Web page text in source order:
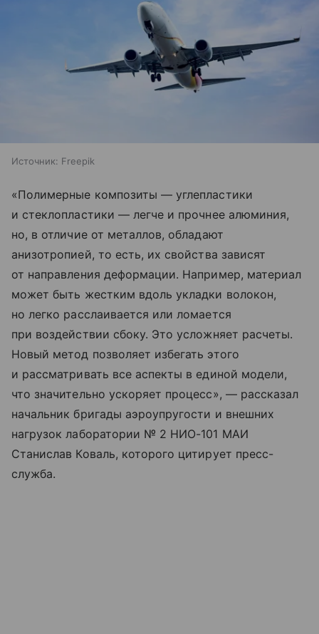
Источник: Freepik
«Полимерные композиты — углепластики
и стеклопластики — легче и прочнее алюминия,
но, в отличие от металлов, обладают
анизотропией, то есть, их свойства зависят
от направления деформации. Например, материал
может быть жестким вдоль укладки волокон,
но легко расслаивается или ломается
при воздействии сбоку. Это усложняет расчеты.
Новый метод позволяет избегать этого
и рассматривать все аспекты в единой модели,
что значительно ускоряет процесс», — рассказал
начальник бригады аэроупругости и внешних
нагрузок лаборатории № 2 НИО-101 МАИ
Станислав Коваль, которого цитирует пресс-
служба.